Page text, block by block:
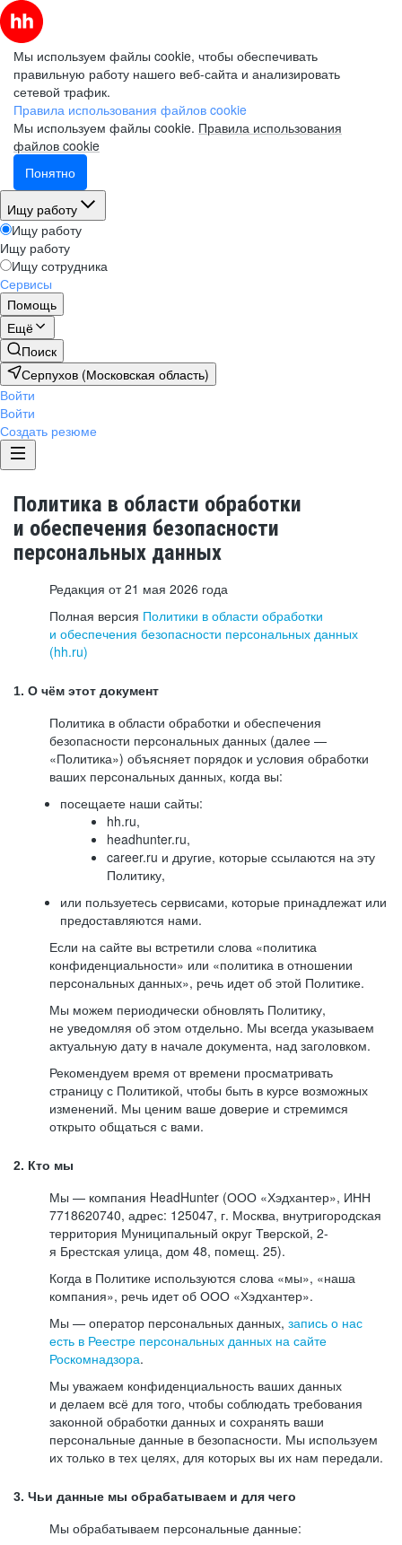
Мы используем файлы cookie, чтобы обеспечивать
правильную работу нашего веб-сайта и анализировать
сетевой трафик.
Правила использования файлов cookie
Мы используем файлы cookie. Правила использования
файлов cookie
Понятно
Ищу работу
Ищу работу
Ищу работу
Ищу сотрудника
Сервисы
Помощь
Ещё
Поиск
Серпухов (Московская область)
Войти
Войти
Создать резюме
Политика в области обработки
и обеспечения безопасности
персональных данных
Редакция от 21 мая 2026 года
Полная версия Политики в области обработки
и обеспечения безопасности персональных данных
(hh.ru)
1. О чём этот документ
Политика в области обработки и обеспечения
безопасности персональных данных (далее —
«Политика») объясняет порядок и условия обработки
ваших персональных данных, когда вы:
посещаете наши сайты:
hh.ru,
headhunter.ru,
career.ru и другие, которые ссылаются на эту
Политику,
или пользуетесь сервисами, которые принадлежат или
предоставляются нами.
Если на сайте вы встретили слова «политика
конфиденциальности» или «политика в отношении
персональных данных», речь идет об этой Политике.
Мы можем периодически обновлять Политику,
не уведомляя об этом отдельно. Мы всегда указываем
актуальную дату в начале документа, над заголовком.
Рекомендуем время от времени просматривать
страницу с Политикой, чтобы быть в курсе возможных
изменений. Мы ценим ваше доверие и стремимся
открыто общаться с вами.
2. Кто мы
Мы — компания HeadHunter (ООО «Хэдхантер», ИНН
7718620740, адрес: 125047, г. Москва, внутригородская
территория Муниципальный округ Тверской, 2-
я Брестская улица, дом 48, помещ. 25).
Когда в Политике используются слова «мы», «наша
компания», речь идет об ООО «Хэдхантер».
Мы — оператор персональных данных, запись о нас
есть в Реестре персональных данных на сайте
Роскомнадзора.
Мы уважаем конфиденциальность ваших данных
и делаем всё для того, чтобы соблюдать требования
законной обработки данных и сохранять ваши
персональные данные в безопасности. Мы используем
их только в тех целях, для которых вы их нам передали.
3. Чьи данные мы обрабатываем и для чего
Мы обрабатываем персональные данные: